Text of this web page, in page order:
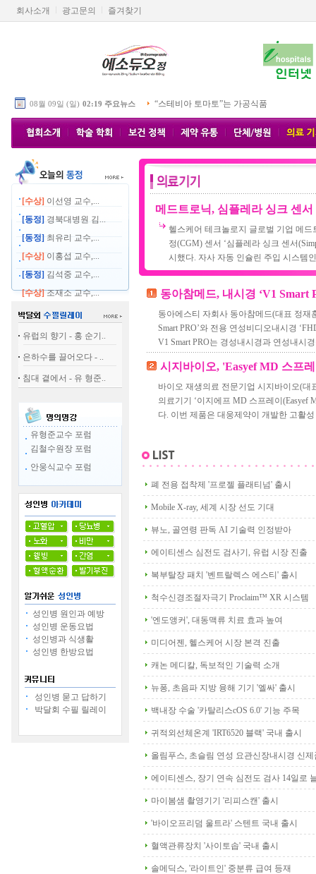
회사소개 광고문의 즐겨찾기
08월 09일 (일) 02:19 주요뉴스 “스테비아 토마토”는 가공식품
[수상] 이선영 교수,...
[동정] 경북대병원 김...
[동정] 최유리 교수,...
[수상] 이홍섭 교수,...
[동정] 김석중 교수,...
[수상]조재소 교수,...
유럽의 향기 - 홍 순기..
은하수를 끌어오다 - ..
침대 곁에서 - 유 형준..
유형준교수 포럼
김철수원장 포럼
안웅식교수 포럼
성인병 원인과 예방
성인병 운동요법
성인병과 식생활
성인병 한방요법
성인병 묻고 답하기
박달회 수필 릴레이
메드트로닉, 심플레라 싱크 센
헬스케어 테크놀로지 글로벌 기업 메
정(CGM) 센서 ‘심플레라 싱크 센서
시했다. 자사 자동 인슐린 주입 시스템
동아참메드, 내시경 ‘V1 Smart
동아에스티 자회사 동아참메드(대표 정재
Smart PRO’와 전용 연성비디오내시경
V1 Smart PRO는 경성내시경과 연성내시
시지바이오, 'Easyef MD 스프
바이오 재생의료 전문기업 시지바이오(대
의료기기 ‘이지에프 MD 스프레이(Easyef
다. 이번 제품은 대웅제약이 개발한 고활
폐 전용 접착제 '프로젤 플래티넘' 출시
Mobile X-ray, 세계 시장 선도 기대
뷰노, 골연령 판독 AI 기술력 인정받아
에이티센스 심전도 검사기, 유럽 시장 진출
복부탈장 패치 '벤트랄렉스 에스티' 출시
척수신경조절자극기 Proclaim™ XR 시스템
'엔도앵커', 대동맥류 치료 효과 높여
미디어젠, 헬스케어 시장 본격 진출
캐논 메디칼, 독보적인 기술력 소개
뉴퐁, 초음파 지방 융해 기기 '엘싸' 출시
백내장 수술 '카탈리스cOS 6.0' 기능 주목
귀적외선체온계 'IRT6520 블랙' 국내 출시
올림푸스, 초슬림 연성 요관신장내시경 신제
에이티센스, 장기 연속 심전도 검사 14일로
마이봄샘 촬영기기 '리피스캔' 출시
'바이오프리덤 울트라' 스텐트 국내 출시
혈액관류장치 '사이토솝' 국내 출시
솔메딕스, '라이트인' 중분류 급여 등재